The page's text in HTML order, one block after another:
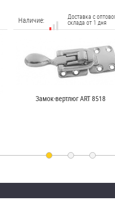
Наличие: Доставка с
склада от 1 дня
Замок-вертлюг ART 8518
Доставка с оптовогоДоставка с оптового